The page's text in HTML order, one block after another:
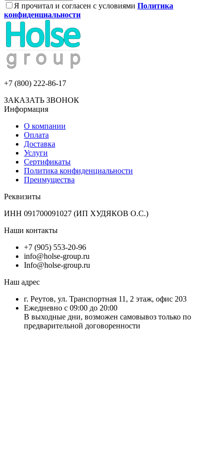
Я прочитал и согласен с условиями Политика
конфиденциальности
+7 (800) 222-86-17
ЗАКАЗАТЬ ЗВОНОК
Информация
О компании
Оплата
Доставка
Услуги
Сертификаты
Политика конфиденциальности
Преимущества
Реквизиты
ИНН 091700091027 (ИП ХУДЯКОВ О.С.)
Наши контакты
+7 (905) 553-20-96
info@holse-group.ru
Info@holse-group.ru
Наш адрес
г. Реутов, ул. Транспортная 11, 2 этаж, офис 203
Ежедневно с 09:00 до 20:00
В выходные дни, возможен самовывоз только по
предварительной договоренности